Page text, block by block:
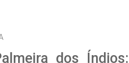
dos Índios: